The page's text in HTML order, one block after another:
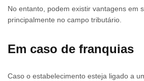
No entanto, podem existir vantagens em
principalmente no campo tributário.
Em caso de franquias
Caso o estabelecimento esteja ligado a